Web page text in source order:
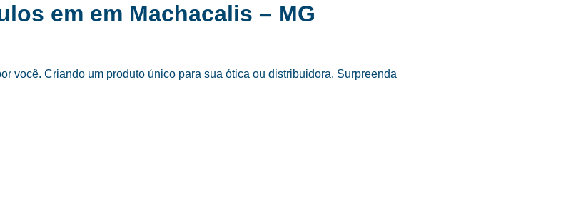
em em Machacalis – MG
você. Criando um produto único para sua ótica ou distribuidora. Surpreenda